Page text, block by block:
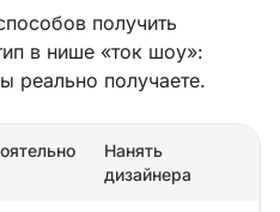
получить
в нише «ток шоу»:
реально получаете.
Нанять
дизайнера